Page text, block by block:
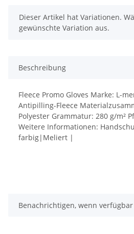
x
Dieser Artikel hat Variationen.
gewünschte Variation aus.
Beschreibung
Fleece Promo Gloves Marke: L-
Antipilling-Fleece
Polyester Grammatur: 280 g/m²
Weitere Informationen:
farbig|Meliert |
Benachrichtigen, wenn verfügbar